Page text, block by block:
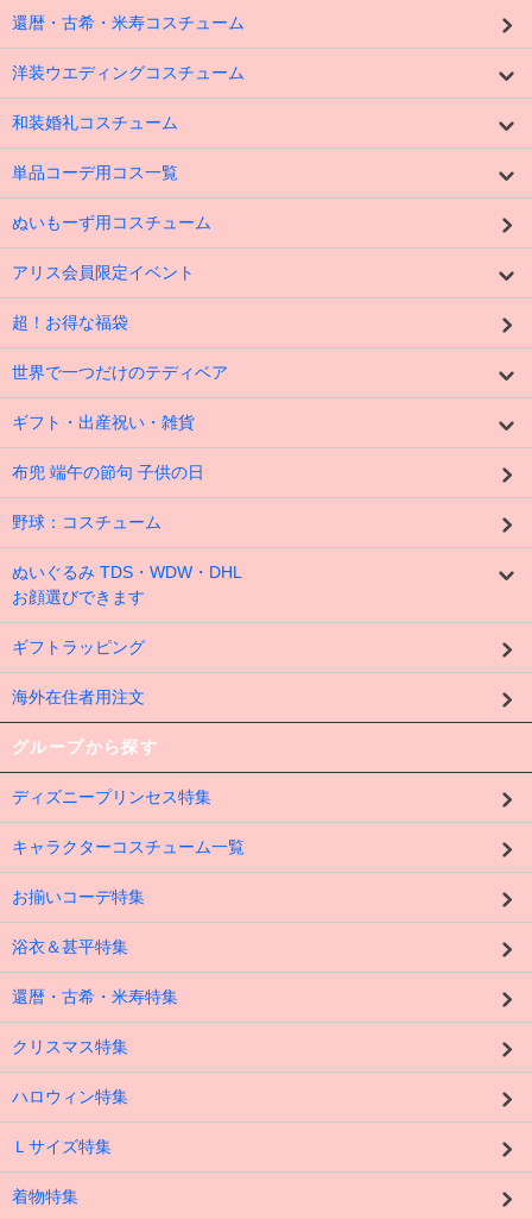
還暦・古希・米寿コスチューム
洋装ウエディングコスチューム
和装婚礼コスチューム
単品コーデ用コス一覧
ぬいもーず用コスチューム
アリス会員限定イベント
超！お得な福袋
世界で一つだけのテディベア
ギフト・出産祝い・雑貨
布兜 端午の節句 子供の日
野球：コスチューム
ぬいぐるみ TDS・WDW・DHL
お顔選びできます
ギフトラッピング
海外在住者用注文
グループから探す
ディズニープリンセス特集
キャラクターコスチューム一覧
お揃いコーデ特集
浴衣＆甚平特集
還暦・古希・米寿特集
クリスマス特集
ハロウィン特集
Ｌサイズ特集
着物特集